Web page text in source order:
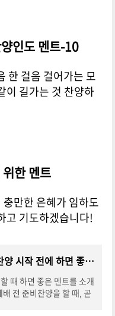
인도 멘트-10
한 걸음 걸어가는 모
이 길가는 것 찬양하
한 멘트
만한 은혜가 임하도
고 기도하겠습니다!
예배 시작 멘트 :: 찬양 시작 전에 하면 좋은 멘트 10가지
때 하면 좋은 멘트를 소개
전 준비찬양을 할 때, 곧